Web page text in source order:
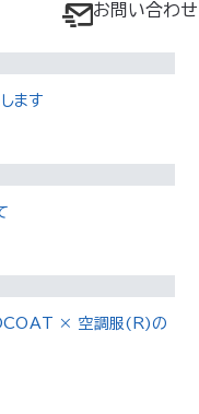
ンロードサービス
購入方法
お問い合わせ
ます
× 空調服(R)の